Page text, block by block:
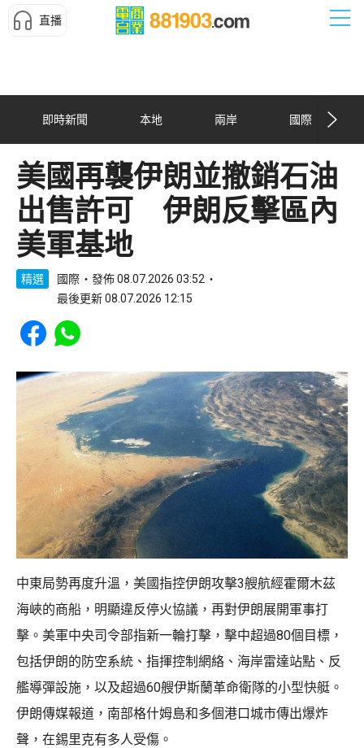
直播
即時新聞 本地 兩岸 國際
美國再襲伊朗並撤銷石油
出售許可 伊朗反擊區內
美軍基地
精選 國際
發佈 08.07.2026 03:52
最後更新 08.07.2026 12:15
Share to Facebook
Share to WhatsApp
中東局勢再度升溫，美國指控伊朗攻擊3艘航經霍爾木茲
海峽的商船，明顯違反停火協議，再對伊朗展開軍事打
擊。美軍中央司令部指新一輪打擊，擊中超過80個目標，
包括伊朗的防空系統、指揮控制網絡、海岸雷達站點、反
艦導彈設施，以及超過60艘伊斯蘭革命衛隊的小型快艇。
伊朗傳媒報道，南部格什姆島和多個港口城市傳出爆炸
聲，在錫里克有多人受傷。